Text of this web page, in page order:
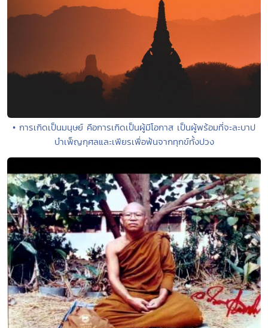
• การเกิดเป็นมนุษย์ คือการเกิดเป็นผู้มีโอกาส เป็นผู้พร้อมที่จะละบาป
บำเพ็ญกุศลและเพียรเพื่อพ้นจากทุกข์ทั้งปวง